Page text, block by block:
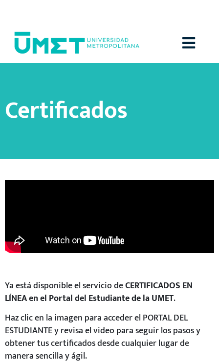
Certificados
Ya está disponible el servicio deCERTIFICADOS EN
LÍNEA en el Portal del Estudiante de la UMET.
Haz clic en la imagen para acceder el PORTAL DEL
ESTUDIANTE y revisa el video para seguir los pasos y
obtener tus certificados desde cualquier lugar de
manera sencilla y ágil.